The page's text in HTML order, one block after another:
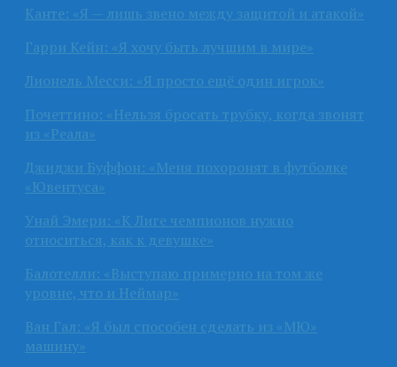
Канте: «Я — лишь звено между защитой и атакой»
Гарри Кейн: «Я хочу быть лучшим в мире»
Лионель Месси: «Я просто ещё один игрок»
Почеттино: «Нельзя бросать трубку, когда звонят
из «Реала»
Джиджи Буффон: «Меня похоронят в футболке
«Ювентуса»
Унай Эмери: «К Лиге чемпионов нужно
относиться, как к девушке»
Балотелли: «Выступаю примерно на том же
уровне, что и Неймар»
Ван Гал: «Я был способен сделать из «МЮ»
машину»